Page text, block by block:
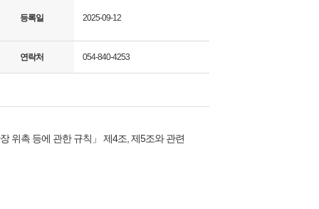
등록일 2025-09-12
연락처 054-840-4253
위촉 등에 관한 규칙」 제4조, 제5조와 관련